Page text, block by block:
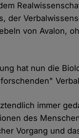
der
von Avalon,
hat nun die
immer
des
Vorgang und